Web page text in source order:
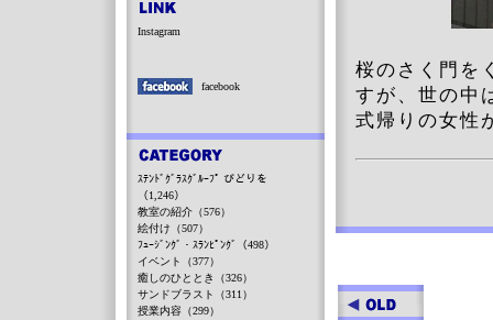
桜のさく門を
すが、世の中
式帰りの女性
Instagram
facebook
ｽﾃﾝﾄﾞｸﾞﾗｽｸﾞﾙｰﾌﾟ びどりを
（1,246）
教室の紹介（576）
絵付け（507）
ﾌｭｰｼﾞﾝｸﾞ・ｽﾗﾝﾋﾟﾝｸﾞ（498）
イベント（377）
癒しのひととき（326）
サンドブラスト（311）
授業内容（299）